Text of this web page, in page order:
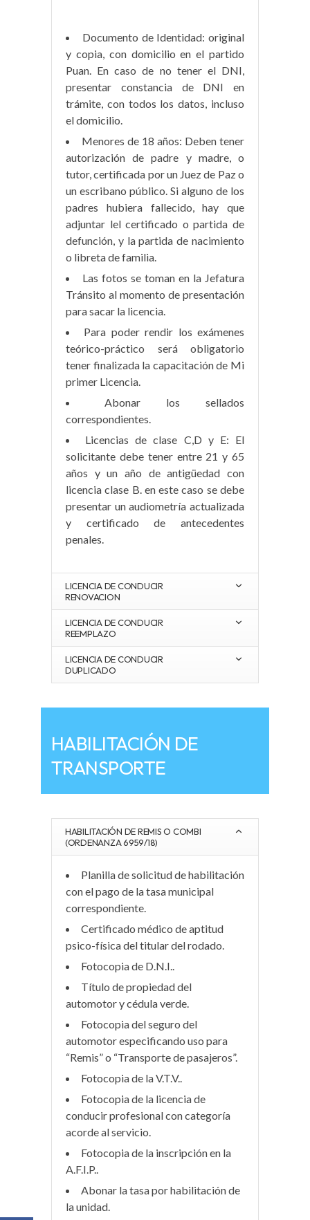
Documento de Identidad: original
y copia, con domicilio en el partido
Puan. En caso de no tener el DNI,
presentar constancia de DNI en
trámite, con todos los datos, incluso
el domicilio.
Menores de 18 años: Deben tener
autorización de padre y madre, o
tutor, certificada por un Juez de Paz o
un escribano público. Si alguno de los
padres hubiera fallecido, hay que
adjuntar lel certificado o partida de
defunción, y la partida de nacimiento
o libreta de familia.
Las fotos se toman en la Jefatura
Tránsito al momento de presentación
para sacar la licencia.
Para poder rendir los exámenes
teórico-práctico será obligatorio
tener finalizada la capacitación de Mi
primer Licencia.
Abonar los sellados
correspondientes.
Licencias de clase C,D y E: El
solicitante debe tener entre 21 y 65
años y un año de antigüedad con
licencia clase B. en este caso se debe
presentar un audiometría actualizada
y certificado de antecedentes
penales.
LICENCIA DE CONDUCIR
RENOVACION
LICENCIA DE CONDUCIR
REEMPLAZO
LICENCIA DE CONDUCIR
DUPLICADO
HABILITACIÓN DE
TRANSPORTE
HABILITACIÓN DE REMIS O COMBI
(ORDENANZA 6959/18)
Planilla de solicitud de habilitación
con el pago de la tasa municipal
correspondiente.
Certificado médico de aptitud
psico-física del titular del rodado.
Fotocopia de D.N.I..
Título de propiedad del
automotor y cédula verde.
Fotocopia del seguro del
automotor especificando uso para
“Remis” o “Transporte de pasajeros”.
Fotocopia de la V.T.V..
Fotocopia de la licencia de
conducir profesional con categoría
acorde al servicio.
Fotocopia de la inscripción en la
A.F.I.P..
Abonar la tasa por habilitación de
la unidad.